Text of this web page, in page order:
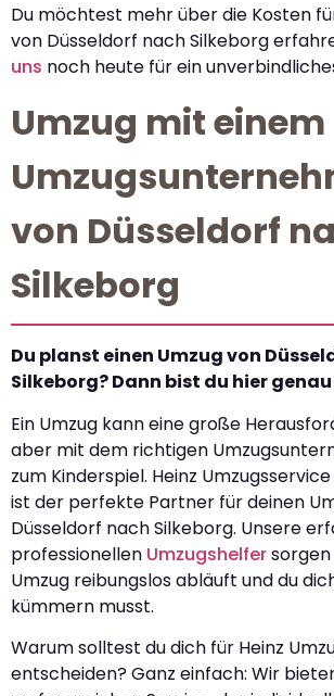
Du möchtest mehr über die Kosten
von Düsseldorf nach Silkeborg
uns noch heute für ein
Umzug mit einem
von Düsseldorf
Silkeborg
Du planst einen Umzug von
Silkeborg? Dann bist du hier
Ein Umzug kann eine große
aber mit dem richtigen
zum Kinderspiel. Heinz
ist der perfekte Partner für deinen
Düsseldorf nach Silkeborg. Unsere
professionellen Umzugshelfersorgen
Umzug reibungslos abläuft und du
kümmern musst.
Warum solltest du dich für Heinz
entscheiden? Ganz einfach: Wir